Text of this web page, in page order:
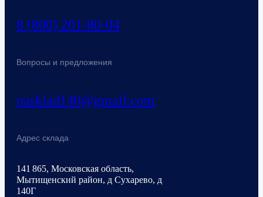
8 (800) 201-80-04
Вопросы и предложения
nasklad140@gmail.com
Адрес склада
141 865, Московская область,
Мытищенский район, д Сухарево, д
140Г